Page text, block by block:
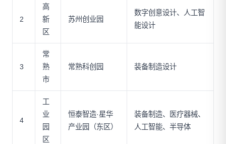
2
高
新
区
苏州创业园
数字创意设计、人工智
能设计
3
常
熟
市
常熟科创园 装备制造设计
4
工
业
园
区
恒泰智造·星华
产业园（东区）
装备制造、医疗器械、
人工智能、半导体